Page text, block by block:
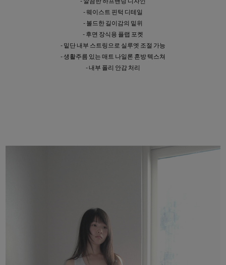
- 웨이스트 핀턱 디테일
- 볼드한 길이감의 밑위
- 후면 장식용 플랩 포켓
- 밑단 내부 스트링으로 실루엣 조절 가능
- 생활주름 있는 매트 나일론 혼방 텍스쳐
- 내부 폴리 안감 처리